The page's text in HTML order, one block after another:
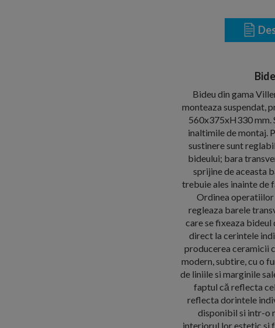
Bideu din gama
monteaza suspendat,
560x375xH330 mm.
inaltimile de montaj.
sustinere sunt
bideului; bara
sprijine de aceasta
trebuie ales inainte de
Ordinea operatiilor
regleaza barele
care se fixeaza bideul
direct la cerintele
producerea ceramicii
modern, subtire, cu o
de liniile si marginile
faptul că reflecta
reflecta dorintele
disponibil si intr-o
interiorul lor estetic si